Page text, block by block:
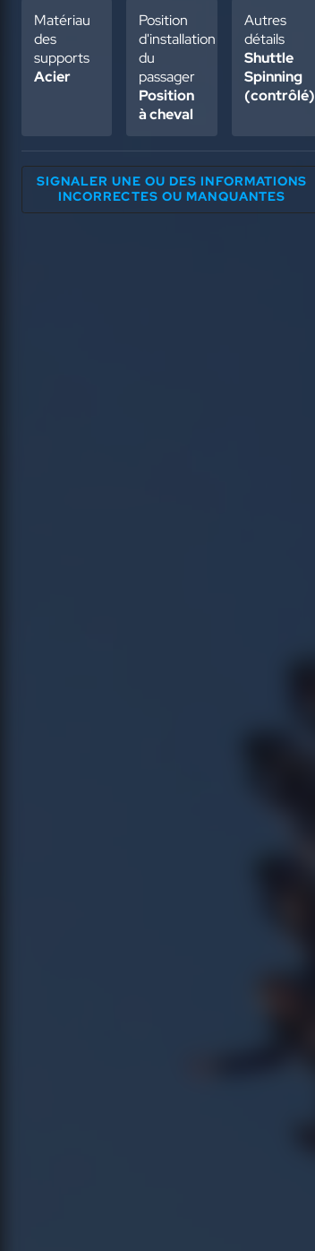
Matériau
des
supports
Acier
Position
d'installation
du
passager
Position
à cheval
Autres
détails
Shuttle
Spinning
(contrôlé)
SIGNALER UNE OU DES INFORMATIONS
INCORRECTES OU MANQUANTES